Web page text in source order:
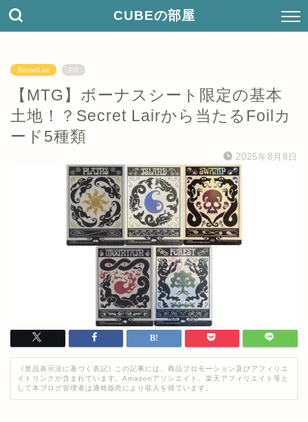
CUBEの部屋
SecretLair PR
【MTG】ボーナスシート限定の基本
土地！？Secret Lairから当たるFoilカ
ード5種類
2025年8月8日
《景品表示法に基づく表記》この記事には、商品プロモーション及びアフィリエ
イトリンクが含まれています。Amazonアソシエイト、楽天アフィリエイト等と
して本ブログ管理者は適格販売により収入を得ています。